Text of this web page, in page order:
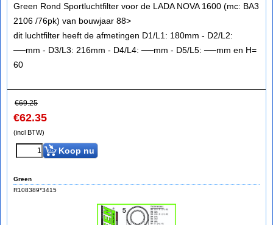
Green Rond Sportluchtfilter voor de LADA NOVA 1600 (mc: BA3
2106 /76pk) van bouwjaar 88>
dit luchtfilter heeft de afmetingen D1/L1: 180mm - D2/L2:
──mm - D3/L3: 216mm - D4/L4: ──mm - D5/L5: ──mm en H=
60
€69.25
€62.35
(incl BTW)
Koop nu
Green
R108389*3415